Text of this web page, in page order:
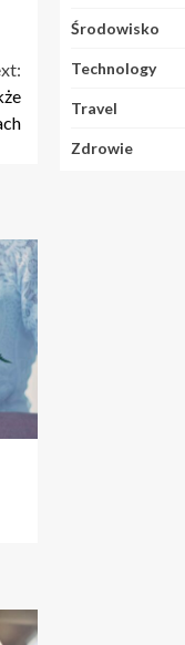
Środowisko
Technology
Travel
Zdrowie